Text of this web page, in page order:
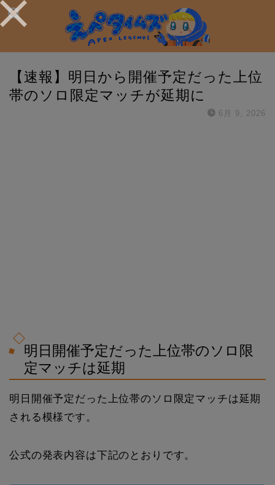
【速報】明日から開催予定だった上位
帯のソロ限定マッチが延期に
6月 9, 2026
明日開催予定だった上位帯のソロ限
定マッチは延期
明日開催予定だった上位帯のソロ限定マッチは延期
される模様です。
公式の発表内容は下記のとおりです。